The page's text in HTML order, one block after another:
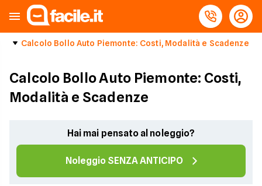
Calcolo Bollo Auto Piemonte: Costi, Modalità e Scadenze
Calcolo Bollo Auto Piemonte: Costi,
Modalità e Scadenze
Hai mai pensato al noleggio?
Noleggio SENZA ANTICIPO